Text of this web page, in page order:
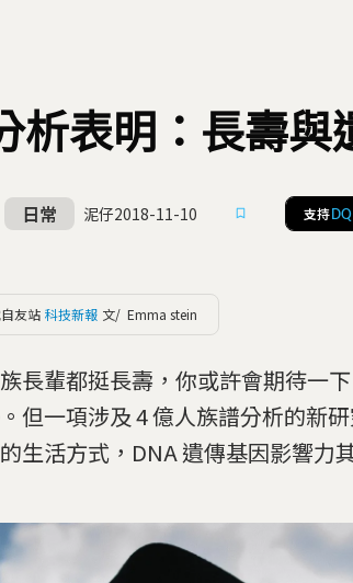
析表明：長壽與
日常 泥仔2018-11-10 支持 DQ
友站 科技新報 文/ Emma stein
長輩都挺長壽，你或許會期待一
但一項涉及 4 億人族譜分析的新
生活方式，DNA 遺傳基因影響力